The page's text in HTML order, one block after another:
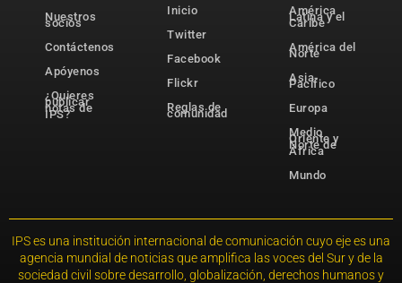
Nuestros
socios
Contáctenos
Apóyenos
¿Quieres
publicar
notas de
IPS?
Inicio
Twitter
Facebook
Flickr
Reglas de
comunidad
América
Latina y el
Caribe
América del
Norte
Asia-
Pacífico
Europa
Medio
Oriente y
Norte de
África
Mundo
IPS es una institución internacional de comunicación cuyo eje es una
agencia mundial de noticias que amplifica las voces del Sur y de la
sociedad civil sobre desarrollo, globalización, derechos humanos y